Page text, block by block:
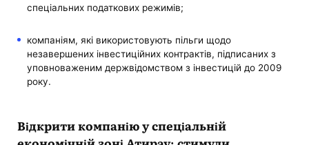
спеціальних податкових режимів;
компаніям, які використовують пільги щодо
незавершених інвестиційних контрактів, підписаних з
уповноваженим держвідомством з інвестицій до 2009
року.
Відкрити компанію у спеціальній